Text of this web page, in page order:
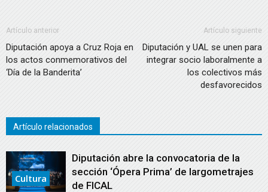
Artículo anterior
Diputación apoya a Cruz Roja en
los actos conmemorativos del
‘Día de la Banderita’
Artículo siguiente
Diputación y UAL se unen para
integrar socio laboralmente a
los colectivos más
desfavorecidos
Artículo relacionados
Cultura
Diputación abre la convocatoria de la
sección ‘Ópera Prima’ de largometrajes
de FICAL